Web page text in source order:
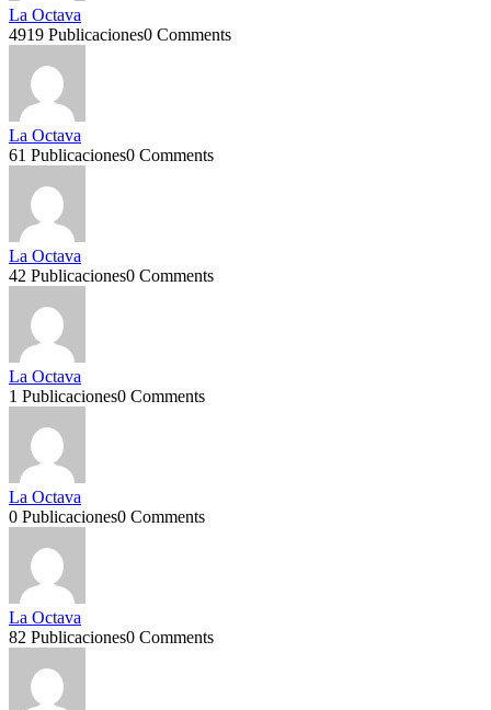
La Octava
4919 Publicaciones0 Comments
La Octava
61 Publicaciones0 Comments
La Octava
42 Publicaciones0 Comments
La Octava
1 Publicaciones0 Comments
La Octava
0 Publicaciones0 Comments
La Octava
82 Publicaciones0 Comments